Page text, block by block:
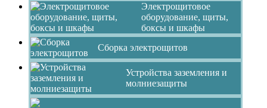
Электрощитовое
оборудование, щиты,
боксы и шкафы
Сборка электрощитов
Устройства заземления и
молниезащиты